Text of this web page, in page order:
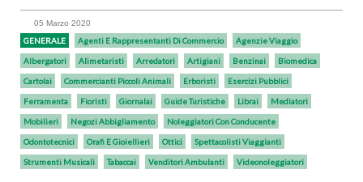
05 Marzo 2020
GENERALE Agenti E Rappresentanti Di Commercio Agenzie Viaggio
Albergatori Alimetaristi Arredatori Artigiani Benzinai Biomedica
Cartolai Commercianti Piccoli Animali Erboristi Esercizi Pubblici
Ferramenta Fioristi Giornalai Guide Turistiche Librai Mediatori
Mobilieri Negozi Abbigliamento Noleggiatori Con Conducente
Odontotecnici Orafi E Gioiellieri Ottici Spettacolisti Viaggianti
Strumenti Musicali Tabaccai Venditori Ambulanti Videonoleggiatori